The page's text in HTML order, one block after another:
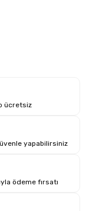
ücretsiz
yapabilirsiniz
ödeme fırsatı